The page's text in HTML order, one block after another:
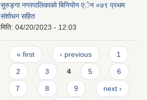
सुरुङ्गा नगरपालिकाको बिनियोन एेन ०७९ प्रथम
संशोधन सहित
मिति: 04/20/2023 - 12:03
Pages
« first ‹ previous 1
2 3 4 5 6
7 8 9 next ›